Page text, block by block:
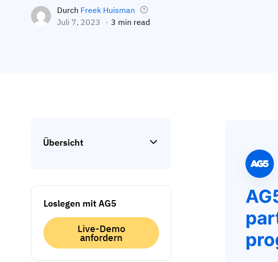
Durch Freek Huisman
Juli 7, 2023
3 min read
Übersicht
Loslegen mit AG5
Live-Demo
anfordern